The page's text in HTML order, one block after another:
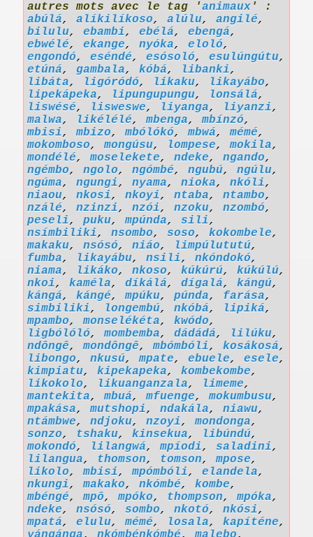
autres mots avec le tag 'animaux ' :
abúlá, alíkilíkoso, alúlu, angilé,
bilulu, ebambi, ebélá, ebengá,
ebwélé, ekange, nyóka, eloló,
engondó, eséndé, esósoló, esulúngútu,
etúná, gambala, kóbá, libanki,
libáta, ligóródó, likaku, likayábo,
lipekápeka, lipungupungu, lonsálá,
liswésé, lisweswe, liyanga, liyanzi,
malwa, likélélé,mbenga,mbínzó,
mbisi,mbizo,mbólókó,mbwá,mémé,
mokomboso,mongúsu, lompese,mokila,
mondélé,moselekete, ndeke, ngando,
ngémbo, ngolo, ngómbé, ngubú, ngúlu,
ngúma, ngungi, nyama, nioka, nkóli,
niaou, nkosi, nkoyi, ntaba, ntambo,
nzálé, nzinzi, nzói, nzoku, nzombó,
peseli, puku,mpúnda, sili,
nsímbiliki, nsombo, soso, kokombele,
makaku, nsósó, niáo, limpúlututú,
fumba, likayábu, nsili, nkóndokó,
niama, likáko, nkoso, kúkúrú, kúkúlú,
nkoi, kaméla, díkálá, dígalá, kángú,
kángá, kángé,mpúku, púnda, farása,
simbiliki, longembú, nkóbá, lipiká,
mpambo,monselékéta, kwódo,
ligbólóló,mombemba, dádádá, lilúku,
ndôngê,mondôngê,mbómbóli, kosákosá,
libongo, nkusú,mpate, ebuele, esele,
kimpiatu, kipekapeka, kombekombe,
likokolo, likuanganzala, limeme,
mantekita,mbuá,mfuenge,mokumbusu,
mpakása,mutshopi, ndakála, niawu,
ntámbwe, ndjoku, nzoyi,mondonga,
sonzo, tshaku, kinsekua, libúndú,
mokondó, lilangwá,mpíodi, saladini,
lilangua, thomson, tomson,mpose,
likolo,mbisi,mpómbóli, elandela,
nkungi,makako, nkómbé, kombe,
mbéngé,mpô,mpóko, thompson,mpóka,
ndeke, nsósó, sombo, nkotó, nkósi,
mpatá, elulu,mémé, losala, kapíténe,